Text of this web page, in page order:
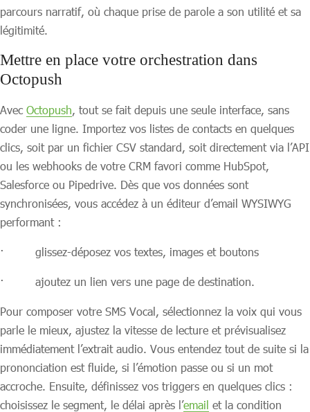
parcours narratif, où chaque prise de parole a son utilité et sa
légitimité.
Mettre en place votre orchestration dans
Octopush
Avec Octopush , tout se fait depuis une seule interface, sans
coder une ligne. Importez vos listes de contacts en quelques
clics, soit par un fichier CSV standard, soit directement via l’API
ou les webhooks de votre CRM favori comme HubSpot,
Salesforce ou Pipedrive. Dès que vos données sont
synchronisées, vous accédez à un éditeur d’email WYSIWYG
performant :
· glissez-déposez vos textes, images et boutons
· ajoutez un lien vers une page de destination.
Pour composer votre SMS Vocal, sélectionnez la voix qui vous
parle le mieux, ajustez la vitesse de lecture et prévisualisez
immédiatement l’extrait audio. Vous entendez tout de suite si la
prononciation est fluide, si l’émotion passe ou si un mot
accroche. Ensuite, définissez vos triggers en quelques clics :
choisissez le segment, le délai après l’email et la condition